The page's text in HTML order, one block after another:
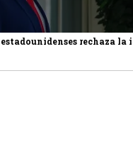
estadounidenses rechaza la